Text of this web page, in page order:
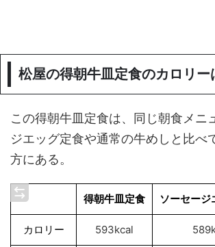
松屋の得朝牛皿定食のカロリー
この得朝牛皿定食は、同じ朝食メニ
ジエッグ定食や通常の牛めしと比べ
方にある。
得朝牛皿定食 ソーセージ
カロリー 593kcal